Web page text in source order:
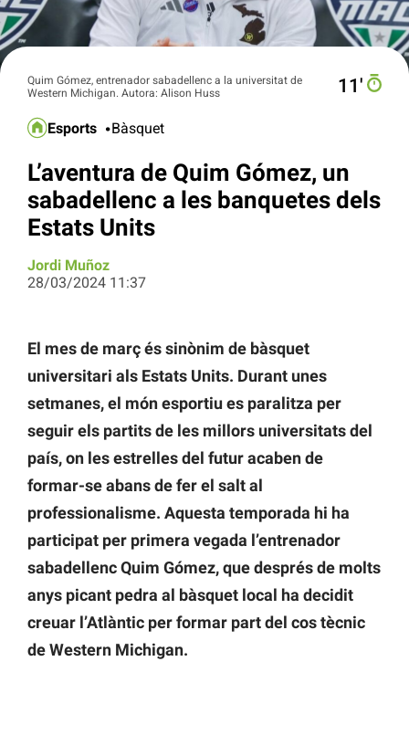
Quim Gómez, entrenador sabadellenc a la universitat de
Western Michigan. Autora: Alison Huss
11′
Esports Bàsquet
L’aventura de Quim Gómez, un
sabadellenc a les banquetes dels
Estats Units
Jordi Muñoz
28/03/2024 11:37
El mes de març és sinònim de bàsquet
universitari als Estats Units. Durant unes
setmanes, el món esportiu es paralitza per
seguir els partits de les millors universitats del
país, on les estrelles del futur acaben de
formar-se abans de fer el salt al
professionalisme. Aquesta temporada hi ha
participat per primera vegada l’entrenador
sabadellenc Quim Gómez, que després de molts
anys picant pedra al bàsquet local ha decidit
creuar l’Atlàntic per formar part del cos tècnic
de Western Michigan.